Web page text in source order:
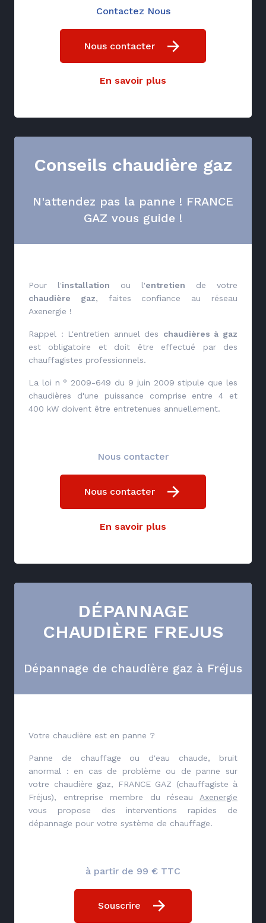
Contactez Nous
Nous contacter
En savoir plus
Conseils chaudière gaz
N'attendez pas la panne ! FRANCE
GAZ vous guide !
Pour l'installation ou l'entretien de votre
chaudière gaz, faites confiance au réseau
Axenergie !
Rappel : L'entretien annuel des chaudières à gaz
est obligatoire et doit être effectué par des
chauffagistes professionnels.
La loi n ° 2009-649 du 9 juin 2009 stipule que les
chaudières d'une puissance comprise entre 4 et
400 kW doivent être entretenues annuellement.
Nous contacter
Nous contacter
En savoir plus
DÉPANNAGE
CHAUDIÈRE FREJUS
Dépannage de chaudière gaz à Fréjus
Votre chaudière est en panne ?
Panne de chauffage ou d'eau chaude, bruit
anormal : en cas de problème ou de panne sur
votre chaudière gaz, FRANCE GAZ (chauffagiste à
Fréjus), entreprise membre du réseau Axenergie
vous propose des interventions rapides de
dépannage pour votre système de chauffage.
à partir de 99 € TTC
Souscrire